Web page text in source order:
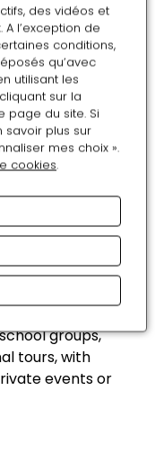
in Your
Paris, perfect for
tours of royal
of court history,
groups,
tours, with
events or
des vidéos et
l’exception de
conditions,
qu’avec
utilisant les
sur la
page du site. Si
savoir plus sur
mes choix ».
cookies.